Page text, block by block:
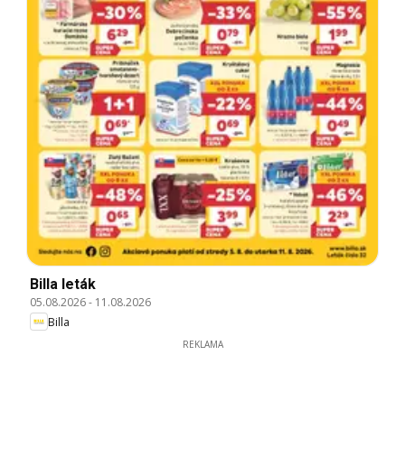
Billa leták
05.08.2026- 11.08.2026
Billa
REKLAMA